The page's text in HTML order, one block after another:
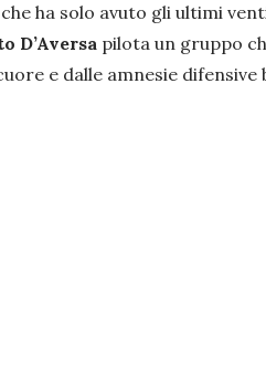
ha solo avuto gli ultimi
D’Aversa pilota un gruppo
e dalle amnesie difensive